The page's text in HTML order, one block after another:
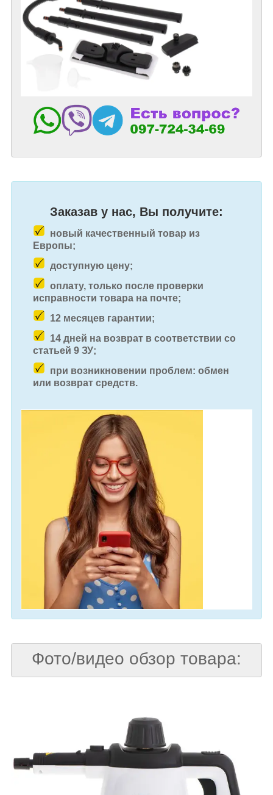
Заказав у нас, Вы получите:
новый качественный товар из
Европы;
доступную цену;
оплату, только после проверки
исправности товара на почте;
12 месяцев гарантии;
14 дней на возврат в соответствии со
статьей 9 ЗУ;
при возникновении проблем: обмен
или возврат средств.
Фото/видео обзор товара: